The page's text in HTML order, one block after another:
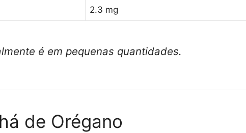
2.3 mg
é em pequenas quantidades.
de Orégano